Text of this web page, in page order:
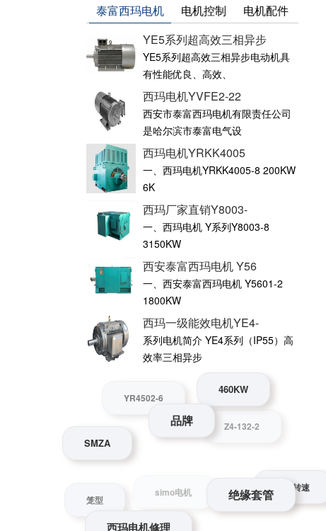
泰富西玛电机 电机控制
电机配件
YE5系列超高效三相异步
YE5系列超高效三相异步电动机具
有性能优良、高效、
西玛电机YVFE2-22
西安市泰富西玛电机有限责任公司
是哈尔滨市泰富电气设
西玛电机YRKK4005
一、西玛电机YRKK4005-8 200KW
6K
西玛厂家直销Y8003-
一、西玛电机 Y系列Y8003-8
3150KW
西安泰富西玛电机 Y56
一、西安泰富西玛电机 Y5601-2
1800KW
西玛一级能效电机YE4-
系列电机简介 YE4系列（IP55）高
效率三相异步
笼型
电机转速
绝缘套管
品牌
460KW